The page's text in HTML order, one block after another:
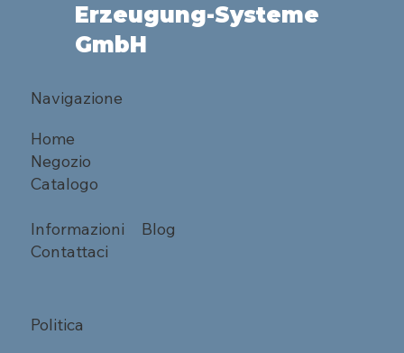
Erzeugung-Systeme
GmbH
Navigazione
Home
Negozio
Catalogo
Informazioni
Blog
Contattaci
Politica